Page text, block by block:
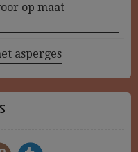
op maat
asperges